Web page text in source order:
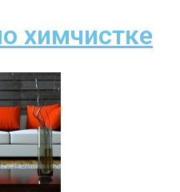
химчистке